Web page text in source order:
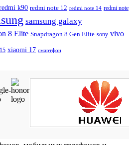
k90 redmi note 12 redmi note 14 redmi note
samsung galaxy
8 Elite Snapdragon 8 Gen Elite sony vivo
xiaomi 17 смартфон